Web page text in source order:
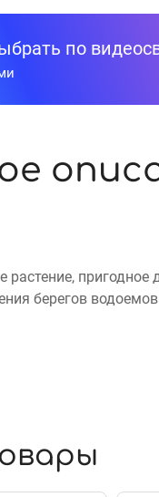
по
растение,
берегов водоемов